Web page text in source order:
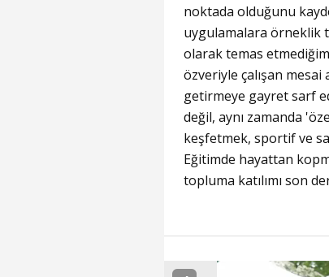
noktada olduğunu
uygulamalara örneklik
olarak temas
özveriyle çalışan mesai
getirmeye gayret sarf
değil, aynı zamanda
keşfetmek, sportif ve
Eğitimde hayattan
topluma katılımı son